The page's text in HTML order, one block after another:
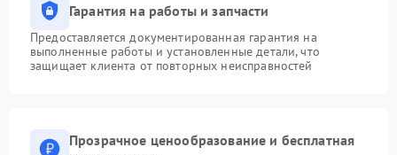
Гарантия на работы и запчасти
Предоставляется документированная гарантия на
выполненные работы и установленные детали, что
защищает клиента от повторных неисправностей
Прозрачное ценообразование и бесплатная